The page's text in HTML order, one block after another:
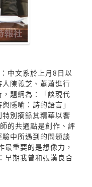
中文系於上月8日以
陳義芝、蕭蕭進行
題綱為：「談現代
隱喻：詩的語言」
別摘錄其精華以饗
的共通點是創作、評
中所遇到的問題談
最重要的是想像力，
期我曾和張漢良合